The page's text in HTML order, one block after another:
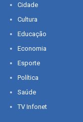
Cidade
Cultura
Educação
Economia
Esporte
Política
Saúde
TV Infonet